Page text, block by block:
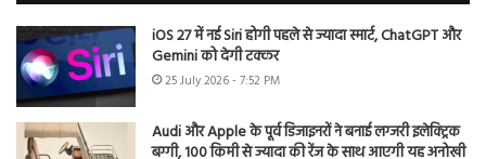
iOS 27 में नई Siri होगी पहले से ज्यादा स्मार्ट, ChatGPT और
Gemini को देगी टक्कर
25 July 2026 - 7:52 PM
Audi और Apple के पूर्व डिजाइनरों ने बनाई लग्जरी इलेक्ट्रिक
बग्गी, 100 किमी से ज्यादा की रेंज के साथ आएगी यह अनोखी